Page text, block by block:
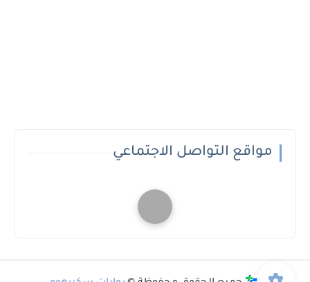
مواقع التواصل الاجتماعي